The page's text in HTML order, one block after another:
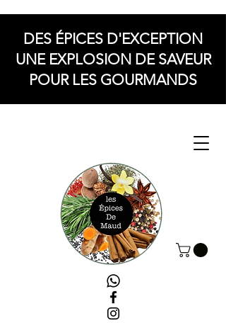
DES ÉPICES D'EXCEPTION
UNE EXPLOSION DE SAVEUR
POUR LES GOURMANDS